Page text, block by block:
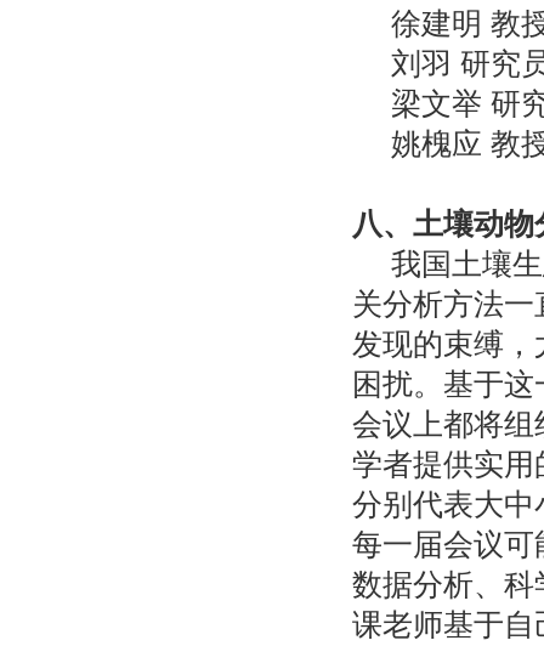
徐建明 教
刘羽 研究
梁文举 研
姚槐应 教
八、土壤动
我国土壤
关分析方法
发现的束缚
困扰。基于
会议上都将组
学者提供实
分别代表大
每一届会议
数据分析、
课老师基于